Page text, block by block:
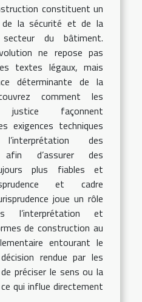
constituent un
de la sécurité et de la
du bâtiment.
ne repose pas
textes légaux, mais
déterminante de la
comment les
façonnent
exigences techniques
des
afin d’assurer des
plus fiables et
et cadre
joue un rôle
l’interprétation et
de construction au
entourant le
rendue par les
préciser le sens ou la
qui influe directement